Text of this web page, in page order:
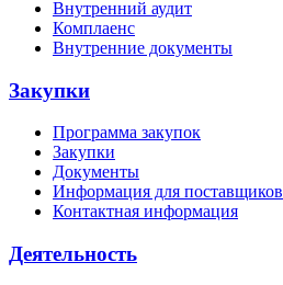
Внутренний аудит
Комплаенс
Внутренние документы
Закупки
Программа закупок
Закупки
Документы
Информация для поставщиков
Контактная информация
Деятельность